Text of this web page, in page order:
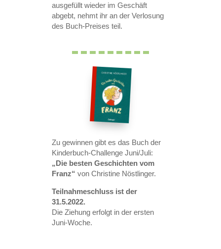
ausgefüllt wieder im Geschäft
abgebt, nehmt ihr an der Verlosung
des Buch-Preises teil.
Zu gewinnen gibt es das Buch der
Kinderbuch-Challenge Juni/Juli:
„Die besten Geschichten vom
Franz“ von Christine Nöstlinger.
Teilnahmeschluss ist der
31.5.2022.
Die Ziehung erfolgt in der ersten
Juni-Woche.